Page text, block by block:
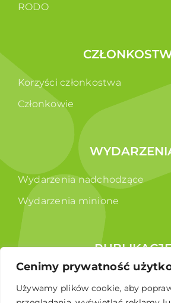
Cenimy prywatność
Używamy plików cookie, aby
RODO
Korzyści członkostwa
Członkowie
Wydarzenia nadchodzące
Wydarzenia minione
Raporty
Broszura edukacyjna